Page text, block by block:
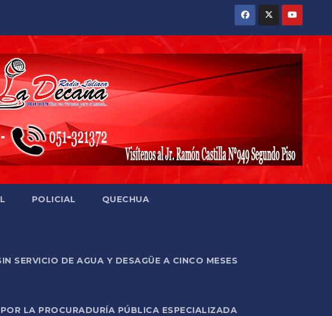
POLICIAL QUECHUA
SERVICIO DE AGUA Y DESAGÜE A CINCO MESES
LA PROCURADURÍA PÚBLICA ESPECIALIZADA